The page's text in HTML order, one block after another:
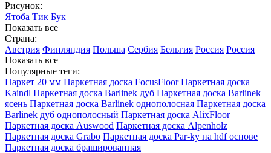
Рисунок:
Ятоба Тик Бук
Показать все
Страна:
Австрия Финляндия Польша Сербия Бельгия Россия Россия
Показать все
Популярные теги:
Паркет 20 мм Паркетная доска FocusFloor Паркетная доска
Kaindl Паркетная доска Barlinek дуб Паркетная доска Barlinek
ясень Паркетная доска Barlinek однополосная Паркетная доска
Barlinek дуб однополосный Паркетная доска AlixFloor
Паркетная доска Auswood Паркетная доска Alpenholz
Паркетная доска Grabo Паркетная доска Par-ky на hdf основе
Паркетная доска брашированная